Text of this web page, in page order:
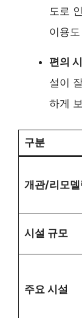
도로
이용
편의
설이
하게
구분
개관/리모델
시설 규모
주요 시설